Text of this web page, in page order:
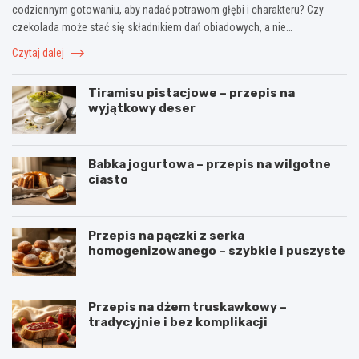
codziennym gotowaniu, aby nadać potrawom głębi i charakteru? Czy
czekolada może stać się składnikiem dań obiadowych, a nie…
Czytaj dalej
Tiramisu pistacjowe – przepis na
wyjątkowy deser
Babka jogurtowa – przepis na wilgotne
ciasto
Przepis na pączki z serka
homogenizowanego – szybkie i puszyste
Przepis na dżem truskawkowy –
tradycyjnie i bez komplikacji
B
O